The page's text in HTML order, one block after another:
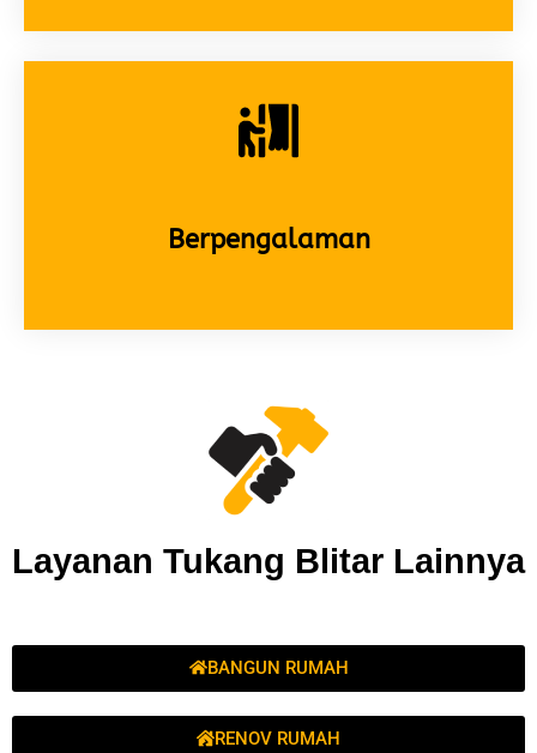
Berpengalaman
Layanan Tukang Blitar Lainnya
BANGUN RUMAH
RENOV RUMAH